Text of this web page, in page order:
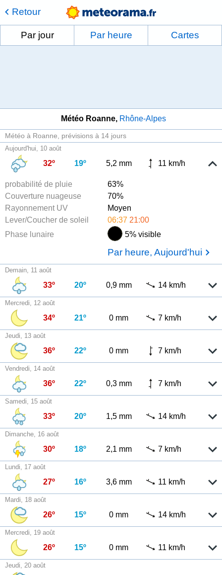
Retour
Par jour Par heure Cartes
Météo Roanne Rhône-Alpes
Météo à Roanne prévisions à 14 jours
Aujourd'hui, 10 août
32º 19º 5,2 mm 11 km/h
probabilité de pluie
63%
Couverture nuageuse
70%
Rayonnement UV
Moyen
Lever/Coucher de soleil
06:37 21:00
Phase lunaire
5% visible
Par heure, Aujourd'hui
Demain, 11 août
33º 20º 0,9 mm 14 km/h
Mercredi, 12 août
34º 21º 0 mm 7 km/h
Jeudi, 13 août
36º 22º 0 mm 7 km/h
Vendredi, 14 août
36º 22º 0,3 mm 7 km/h
Samedi, 15 août
33º 20º 1,5 mm 14 km/h
Dimanche, 16 août
30º 18º 2,1 mm 7 km/h
Lundi, 17 août
27º 16º 3,6 mm 11 km/h
Mardi, 18 août
26º 15º 0 mm 14 km/h
Mercredi, 19 août
26º 15º 0 mm 11 km/h
Jeudi, 20 août